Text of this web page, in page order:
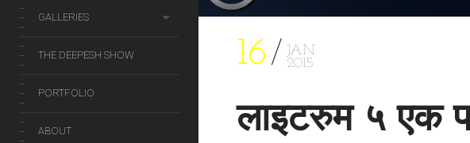
GALLERIES
THE DEEPESH SHOW
PORTFOLIO
ABOUT
16
JAN
2015
लाइटरुम ५ एक